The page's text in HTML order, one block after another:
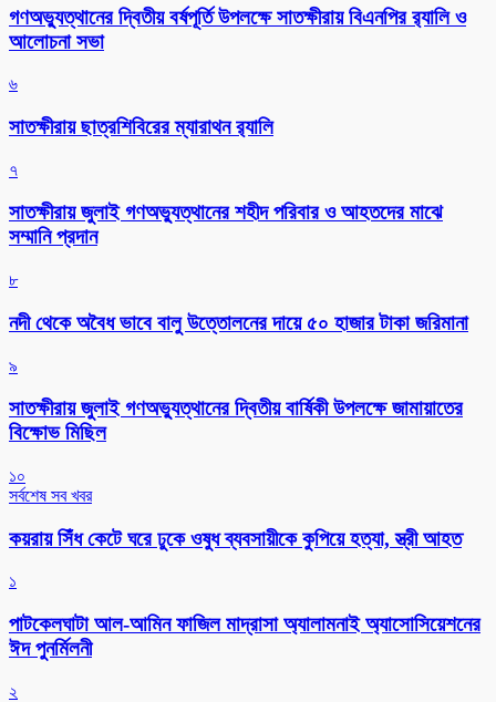
গণঅভ্যুত্থানের দ্বিতীয় বর্ষপূর্তি উপলক্ষে সাতক্ষীরায় বিএনপির র‌্যালি ও
আলোচনা সভা
৬
সাতক্ষীরায় ছাত্রশিবিরের ম্যারাথন র‌্যালি
৭
সাতক্ষীরায় জুলাই গণঅভ্যুত্থানের শহীদ পরিবার ও আহতদের মাঝে
সম্মানি প্রদান
৮
নদী থেকে অবৈধ ভাবে বালু উত্তোলনের দায়ে ৫০ হাজার টাকা জরিমানা
৯
সাতক্ষীরায় জুলাই গণঅভ্যুত্থানের দ্বিতীয় বার্ষিকী উপলক্ষে জামায়াতের
বিক্ষোভ মিছিল
১০
সর্বশেষ সব খবর
কয়রায় সিঁধ কেটে ঘরে ঢুকে ওষুধ ব্যবসায়ীকে কুপিয়ে হত্যা, স্ত্রী আহত
১
পাটকেলঘাটা আল-আমিন ফাজিল মাদ্রাসা অ্যালামনাই অ্যাসোসিয়েশনের
ঈদ পুনর্মিলনী
২